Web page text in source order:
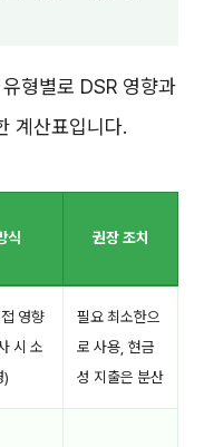
형별로 DSR 영향과
계산표입니다.
식 권장 조치
영향
시 소
)
필요 최소한으
로 사용, 현금
성 지출은 분산